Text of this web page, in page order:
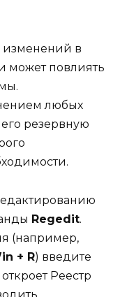
изменений в
может повлиять
любых
резервную
Regedit.
(например,
+ R) введите
Реестр